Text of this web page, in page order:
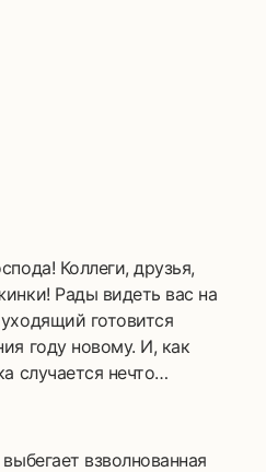
Коллеги, друзья,
Рады видеть вас на
готовится
году новому. И, как
случается нечто…
взволнованная